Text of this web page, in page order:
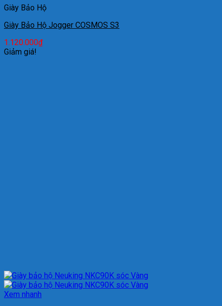
Giày Bảo Hộ
Giày Bảo Hộ Jogger COSMOS S3
1.120.000₫
Giảm giá!
Xem nhanh